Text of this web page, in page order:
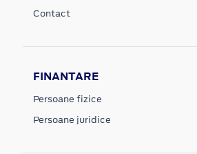
Contact
FINANTARE
Persoane fizice
Persoane juridice